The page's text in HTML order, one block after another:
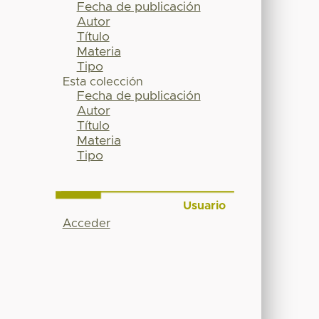
Fecha de publicación
Autor
Título
Materia
Tipo
Esta colección
Fecha de publicación
Autor
Título
Materia
Tipo
Usuario
Acceder